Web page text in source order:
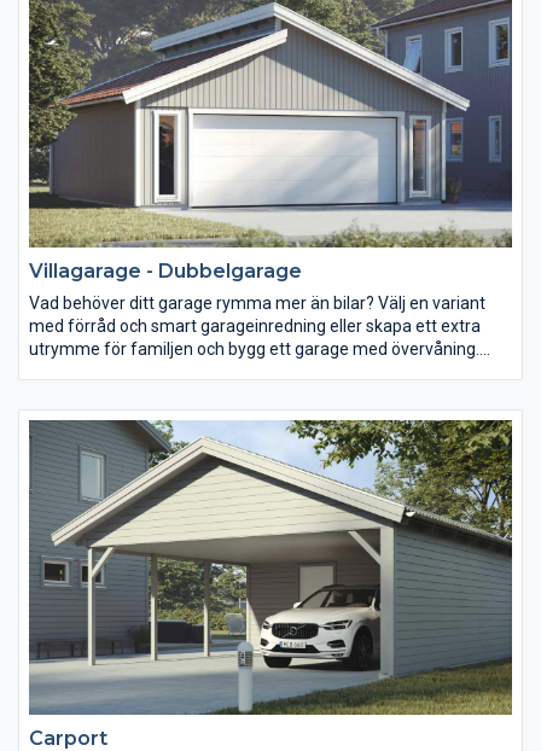
antingen som nyckelfärdigt eller i byggsats(blocksystem).
Oavsett vilket garage du väljer lämnar vi alltid 10 års garanti,
byggnormsgaranti och vår prisgaranti.
Villagarage - Dubbelgarage
Vad behöver ditt garage rymma mer än bilar? Välj en variant
med förråd och smart garageinredning eller skapa ett extra
utrymme för familjen och bygg ett garage med övervåning.
och fönster kan du bygga garage helt i din stil. Välj och läs mer
nedan om de garage som faller dig i smaken!
Carport